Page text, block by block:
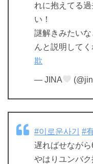
れに抱えてる
い！
謎解きみたい
んと説明してく
欺
— JINA
#이로운사기 #
遅ればせなが
やはりユンバ